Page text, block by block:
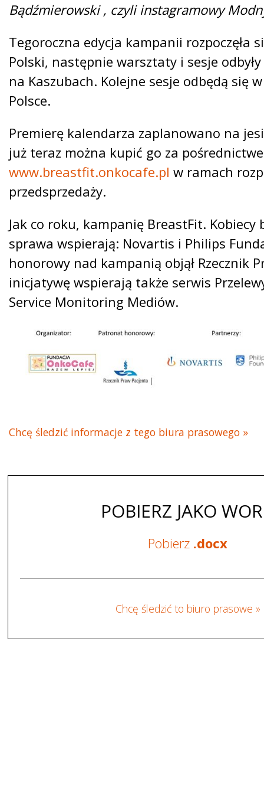
Bądźmierowski , czyli instagramowy
Tegoroczna edycja kampanii rozpoczęła
Polski, następnie warsztaty i sesje
na Kaszubach. Kolejne sesje odbędą się
Polsce.
Premierę kalendarza zaplanowano na
już teraz można kupić go za
www.breastfit.onkocafe.pl w ramach
przedsprzedaży.
Jak co roku, kampanię BreastFit. Kobiecy
sprawa wspierają: Novartis i Philips
honorowy nad kampanią objął Rzecznik
inicjatywę wspierają także serwis
Service Monitoring Mediów.
Chcę śledzić informacje z tego biura prasowego »
POBIERZ JAKO
Pobierz .docx
Chcę śledzić to biuro prasowe »